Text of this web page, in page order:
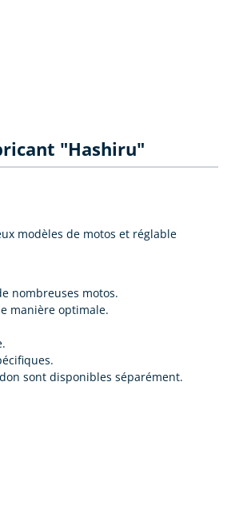
"Hashiru"
modèles de motos et réglable
nombreuses motos.
manière optimale.
sont disponibles séparément.